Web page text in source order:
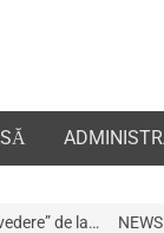
ALERT! A murit